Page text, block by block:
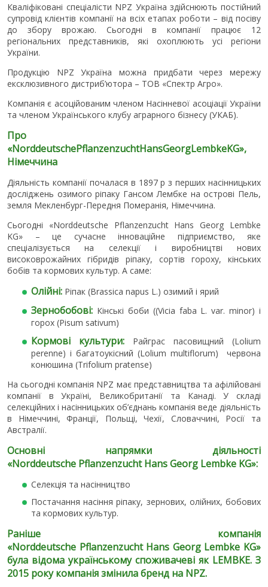
Кваліфіковані спеціалісти NPZ Україна здійснюють постійний
супровід клієнтів компанії на всіх етапах роботи – від посіву
до збору врожаю. Сьогодні в компанії працює 12
регіональних представників, які охоплюють усі регіони
України.
Продукцію NPZ Україна можна придбати через мережу
ексклюзивного дистриб’ютора – ТОВ «Спектр Агро».
Компанія є асоційованим членом Насінневої асоціації України
та членом Українського клубу аграрного бізнесу (УКАБ).
Про
«NorddeutschePflanzenzuchtHansGeorgLembkeKG»,
Німеччина
Діяльність компанії почалася в 1897 р з перших насінницьких
досліджень озимого ріпаку Гансом Лембке на острові Пель,
земля Мекленбург-Передня Померанія, Німеччина.
Сьогодні «Norddeutsche Pflanzenzucht Hans Georg Lembke
KG» – це сучасне інноваційне підприємство, яке
спеціалізується на селекції і виробництві нових
високоврожайних гібридів ріпаку, сортів гороху, кінських
бобів та кормових культур. А саме:
Олійні: Ріпак (Brassica napus L.) озимий і ярий
Зернобобові: Кінські боби ((Vicia faba L. var. minor) і
горох (Pisum sativum)
Кормові культури: Райграс пасовищний (Lolium
perenne) і багатоукісний (Lolium multiflorum) червона
конюшина (Trifolium pratense)
На сьогодні компанія NPZ має представництва та афілійовані
компанії в Україні, Великобританії та Канаді. У складі
селекційних і насінницьких об’єднань компанія веде діяльність
в Німеччині, Франції, Польщі, Чехії, Словаччині, Росії та
Австралії.
Основні напрямки діяльності
«Norddeutsche PflanzenzuchtHansGeorg Lembke KG»:
Селекція та насінництво
Постачання насіння ріпаку, зернових, олійних, бобових
та кормових культур.
Раніше компанія
«Norddeutsche Pflanzenzucht Hans Georg Lembke KG»
була відома українському споживачеві як LEMBKE. З
2015 року компанія змінила бренд на NPZ.